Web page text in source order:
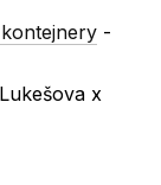
kontejnery -
x